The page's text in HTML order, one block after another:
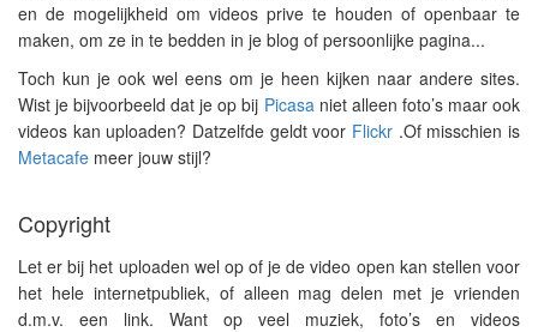
en de mogelijkheid om videos prive te houden of openbaar te
maken, om ze in te bedden in je blog of persoonlijke pagina...
Toch kun je ook wel eens om je heen kijken naar andere sites.
Wist je bijvoorbeeld dat je op bij Picasaniet alleen foto’s maar ook
videos kan uploaden? Datzelfde geldt voor Flickr .Of misschien is
Metacafe meer jouw stijl?
Copyright
Let er bij het uploaden wel op of je de video open kan stellen voor
het hele internetpubliek, of alleen mag delen met je vrienden
d.m.v. een link. Want op veel muziek, foto’s en videos